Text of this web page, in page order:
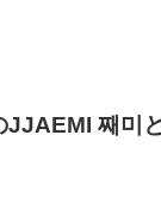
JJAEMI 째미